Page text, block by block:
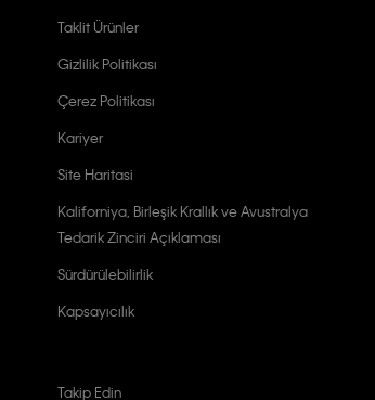
Taklit Ürünler
Gizlilik Politikası
Çerez Politikası
Kariyer
Site Haritasi
Kaliforniya, Birleşik Krallık ve Avustralya
Tedarik Zinciri Açıklaması
Sürdürülebilirlik
Kapsayıcılık
Takip Edin